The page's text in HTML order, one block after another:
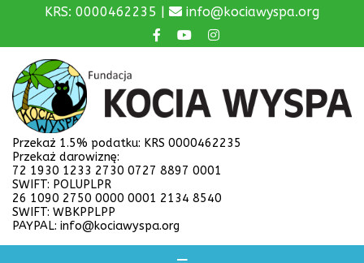
KRS: 0000462235 | info@kociawyspa.org
Przekaż 1.5% podatku: KRS 0000462235
Przekaż darowiznę:
72 1930 1233 2730 0727 8897 0001
SWIFT: POLUPLPR
26 1090 2750 0000 0001 2134 8540
SWIFT: WBKPPLPP
PAYPAL: info@kociawyspa.org